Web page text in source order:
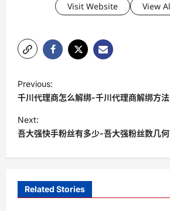
Visit Website View
P
o
s
t
v
Previous:
千川代理商怎么解绑-千川代理商解绑方法
Next:
吾大强快手粉丝有多少-吾大强粉丝数几何
Related Stories